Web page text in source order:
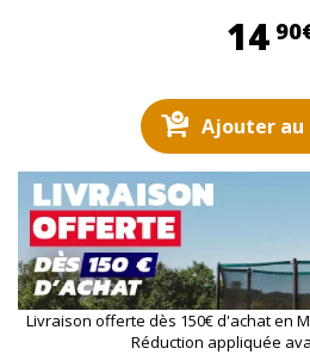
14
Ajouter au
Livraison offerte dès 150€ d'achat en
Réduction appliquée